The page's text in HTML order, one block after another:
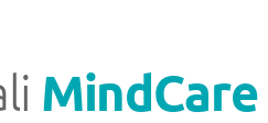
MindCare